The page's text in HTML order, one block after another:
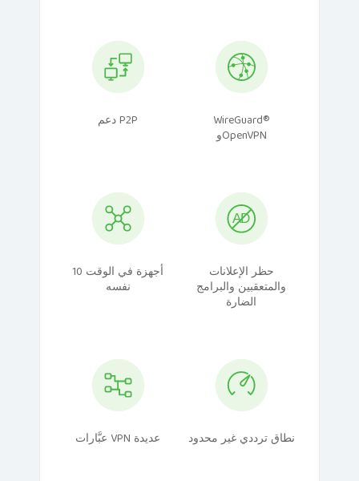
دعم P2P WireGuard®
وOpenVPN
10 أجهزة في الوقت
نفسه
حظر الإعلانات
والمتعقبين والبرامج
الضارة
عبَّارات VPN عديدة نطاق ترددي غير محدود